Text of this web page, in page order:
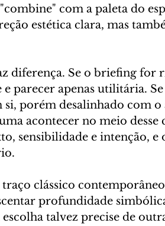
com a paleta do
estética clara, mas
diferença. Se o briefing for
parecer apenas utilitária.
si, porém desalinhado com
acontecer no meio
sensibilidade e intenção,
clássico
profundidade
talvez precise de